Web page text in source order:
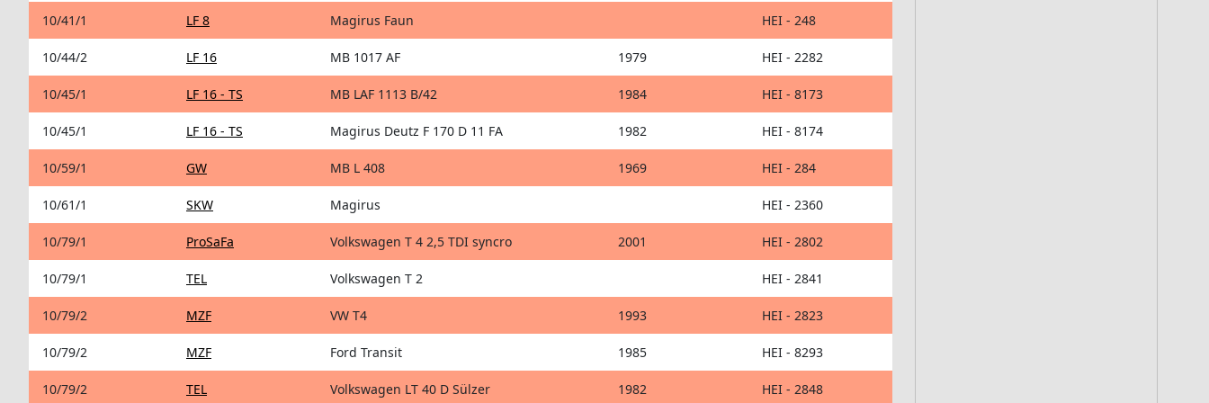
10/41/1 LF 8 Magirus Faun HEI - 248
10/44/2 LF 16 MB 1017 AF 1979 HEI - 2282
10/45/1 LF 16 - TS MB LAF 1113 B/42 1984 HEI - 8173
10/45/1 LF 16 - TS Magirus Deutz F 170 D 11 FA 1982 HEI - 8174
10/59/1 GW MB L 408 1969 HEI - 284
10/61/1 SKW Magirus HEI - 2360
10/79/1 ProSaFa Volkswagen T 4 2,5 TDI syncro 2001 HEI - 2802
10/79/1 TEL Volkswagen T 2 HEI - 2841
10/79/2 MZF VW T4 1993 HEI - 2823
10/79/2 MZF Ford Transit 1985 HEI - 8293
10/79/2 TEL Volkswagen LT 40 D Sülzer 1982 HEI - 2848